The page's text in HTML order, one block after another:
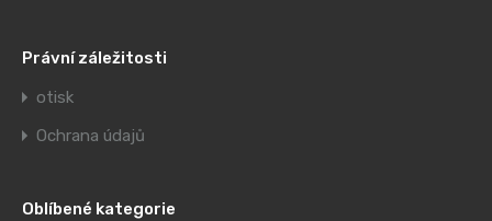
Právní záležitosti
otisk
Ochrana údajů
Oblíbené kategorie